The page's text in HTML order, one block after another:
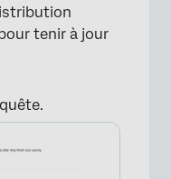
tenir à jour